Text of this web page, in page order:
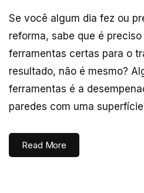
Se você algum dia fez ou
reforma, sabe que é
ferramentas certas para o
resultado, não é mesmo?
ferramentas é a
paredes com uma
Read More